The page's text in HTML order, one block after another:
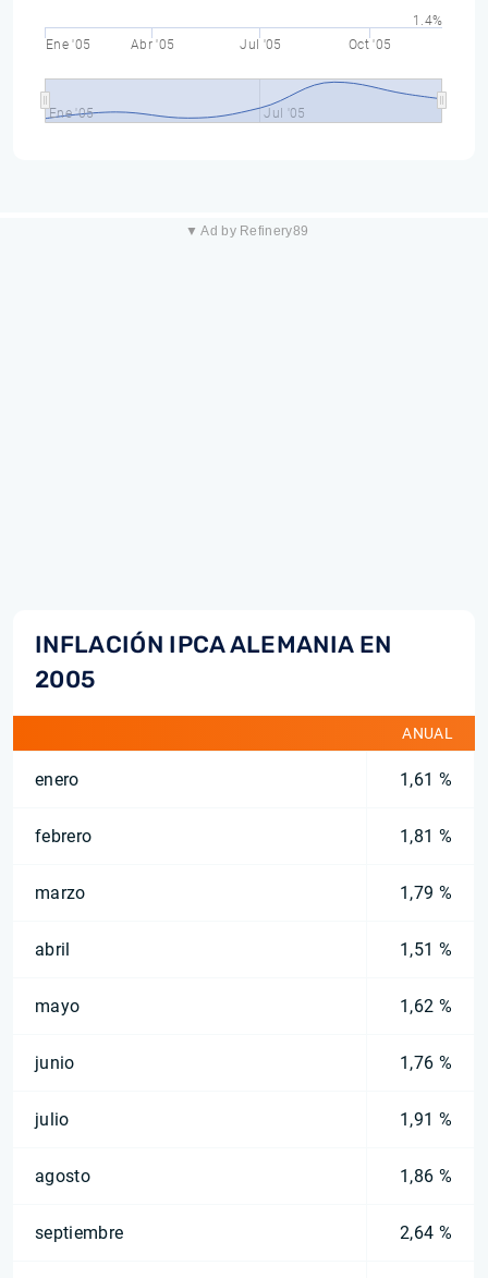
Ene '05 Abr '05 Jul '05 Oct '05
Ene '05 Jul '05
1.4%
▼ Ad by Refinery89
INFLACIÓN IPCA ALEMANIA EN
2005
ANUAL
enero 1,61 %
febrero 1,81 %
marzo 1,79 %
abril 1,51 %
mayo 1,62 %
junio 1,76 %
julio 1,91 %
agosto 1,86 %
septiembre 2,64 %